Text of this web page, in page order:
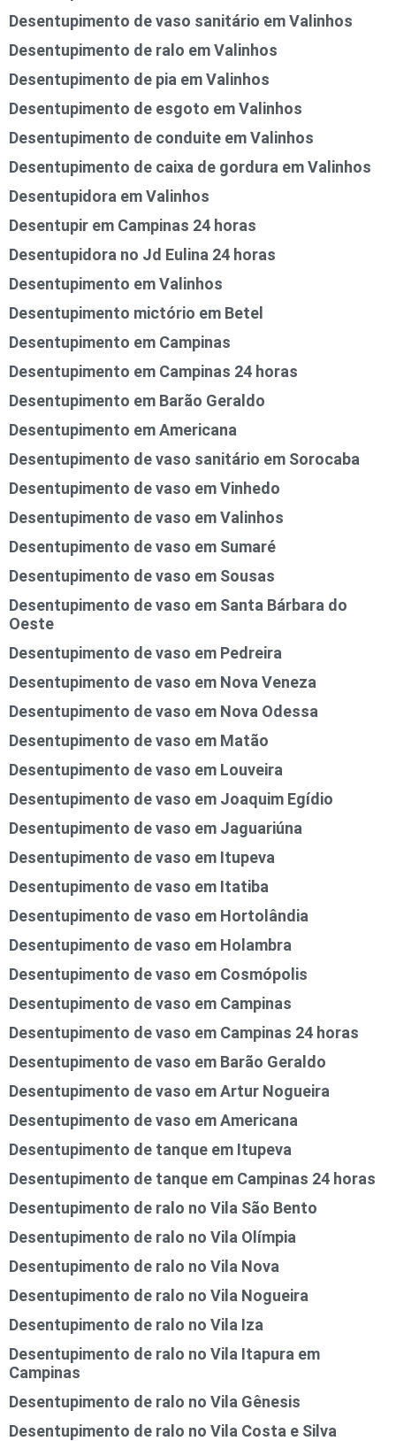
Desentupimento de vaso sanitário em Valinhos
Desentupimento de ralo em Valinhos
Desentupimento de pia em Valinhos
Desentupimento de esgoto em Valinhos
Desentupimento de conduite em Valinhos
Desentupimento de caixa de gordura em Valinhos
Desentupidora em Valinhos
Desentupir em Campinas 24 horas
Desentupidora no Jd Eulina 24 horas
Desentupimento em Valinhos
Desentupimento mictório em Betel
Desentupimento em Campinas
Desentupimento em Campinas 24 horas
Desentupimento em Barão Geraldo
Desentupimento em Americana
Desentupimento de vaso sanitário em Sorocaba
Desentupimento de vaso em Vinhedo
Desentupimento de vaso em Valinhos
Desentupimento de vaso em Sumaré
Desentupimento de vaso em Sousas
Desentupimento de vaso em Santa Bárbara do
Oeste
Desentupimento de vaso em Pedreira
Desentupimento de vaso em Nova Veneza
Desentupimento de vaso em Nova Odessa
Desentupimento de vaso em Matão
Desentupimento de vaso em Louveira
Desentupimento de vaso em Joaquim Egídio
Desentupimento de vaso em Jaguariúna
Desentupimento de vaso em Itupeva
Desentupimento de vaso em Itatiba
Desentupimento de vaso em Hortolândia
Desentupimento de vaso em Holambra
Desentupimento de vaso em Cosmópolis
Desentupimento de vaso em Campinas
Desentupimento de vaso em Campinas 24 horas
Desentupimento de vaso em Barão Geraldo
Desentupimento de vaso em Artur Nogueira
Desentupimento de vaso em Americana
Desentupimento de tanque em Itupeva
Desentupimento de tanque em Campinas 24 horas
Desentupimento de ralo no Vila São Bento
Desentupimento de ralo no Vila Olímpia
Desentupimento de ralo no Vila Nova
Desentupimento de ralo no Vila Nogueira
Desentupimento de ralo no Vila Iza
Desentupimento de ralo no Vila Itapura em
Campinas
Desentupimento de ralo no Vila Gênesis
Desentupimento de ralo no Vila Costa e Silva